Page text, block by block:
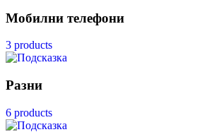
Мобилни телефони
3 products
Разни
6 products